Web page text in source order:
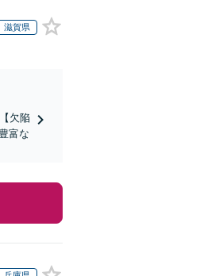
滋賀県
欠陥
富な